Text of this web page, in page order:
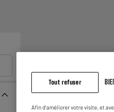
A
Tout refuser
Afin d'améliorer votre visite, et